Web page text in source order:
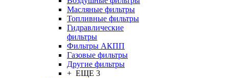
Масляные фильтры
Топливные фильтры
Гидравлические
фильтры
Фильтры АКПП
Газовые фильтры
Другие фильтры
+ ЕЩЕ 3